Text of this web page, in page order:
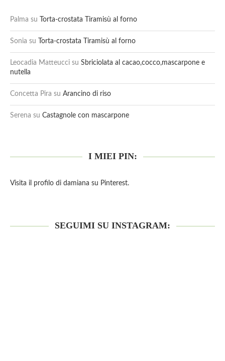
Palma su Torta-crostata Tiramisù al forno
Sonia su Torta-crostata Tiramisù al forno
Leocadia Matteucci su Sbriciolata al cacao,cocco,mascarpone e
nutella
Concetta Pira su Arancino di riso
Serena su Castagnole con mascarpone
I MIEI PIN:
Visita il profilo di damiana su Pinterest.
SEGUIMI SU INSTAGRAM: